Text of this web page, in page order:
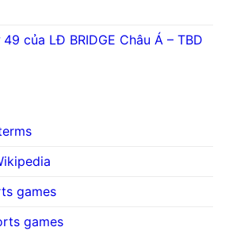
của LĐ BRIDGE Châu Á – TBD
games
games